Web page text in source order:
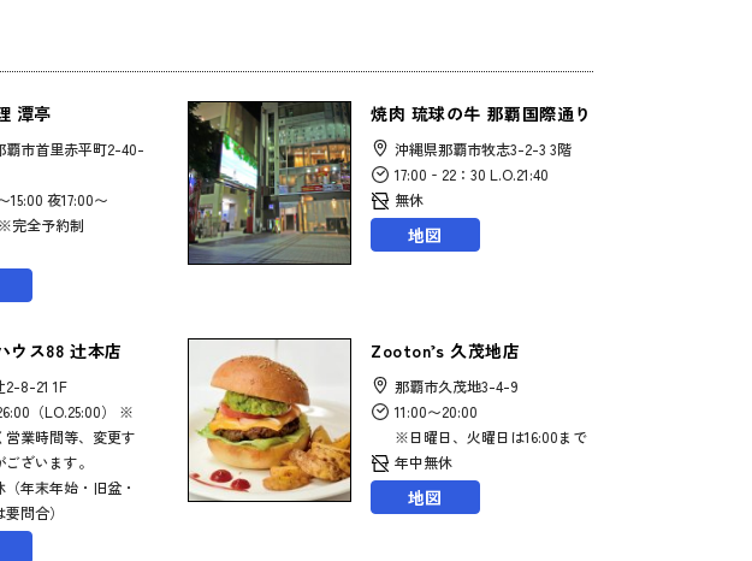
潭亭
覇市首里赤平町2-40-
15:00 夜17:00〜
全予約制
焼肉 琉球の牛 那覇国際通り
沖縄県那覇市牧志3-2-3 3階
17:00‐22：30 L.O.21:40
無休
地図
ウス88 辻本店
2-8-21 1F
（LO.25:00） ※
営業時間等、変更す
ざいます。
年末年始・旧盆・
問合）
Zooton’s 久茂地店
那覇市久茂地3-4-9
11:00〜20:00
※日曜日、火曜日は16:00まで
年中無休
地図